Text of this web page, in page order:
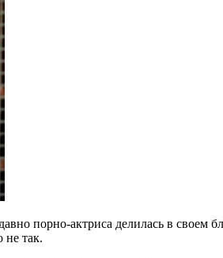
порно-актриса делилась в своем
не так.